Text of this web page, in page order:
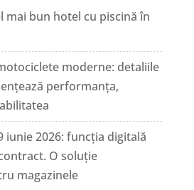
mai bun hotel cu piscină în
moderne: detaliile
performanța,
iunie 2026: funcția digitală
O soluție
magazinele